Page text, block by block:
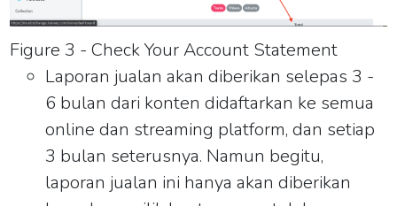
Figure 3 - Check Your Account Statement
Laporan jualan akan diberikan selepas 3 -
6 bulan dari konten didaftarkan ke semua
online dan streaming platform, dan setiap
3 bulan seterusnya. Namun begitu,
laporan jualan ini hanya akan diberikan